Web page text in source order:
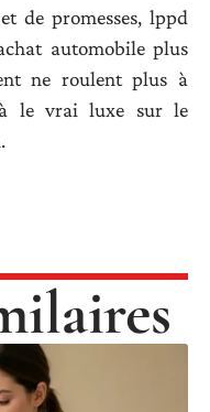
de promesses, lppd
automobile plus
ne roulent plus à
là le vrai luxe sur le